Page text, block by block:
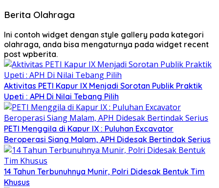
Berita Olahraga
Ini contoh widget dengan style gallery pada kategori
olahraga, anda bisa mengaturnya pada widget recent
post wpberita.
Aktivitas PETI Kapur IX Menjadi Sorotan Publik Praktik
Upeti : APH Di Nilai Tebang Pilih
PETI Menggila di Kapur IX : Puluhan Excavator
Beroperasi Siang Malam, APH Didesak Bertindak Serius
14 Tahun Terbunuhnya Munir, Polri Didesak Bentuk Tim
Khusus